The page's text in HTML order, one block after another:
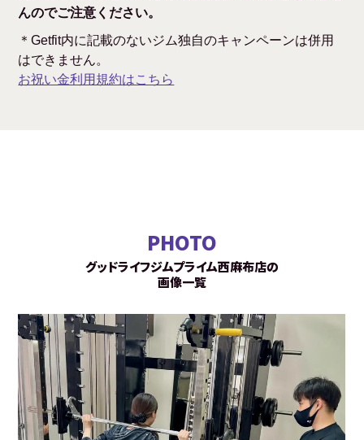
んのでご注意ください。
＊Getfit内に記載のないジム独自のキャンペーンは併用
はできません。
お祝い金利用規約はこちら
PHOTO
グッドライフジムプライム西麻布店の
画像一覧